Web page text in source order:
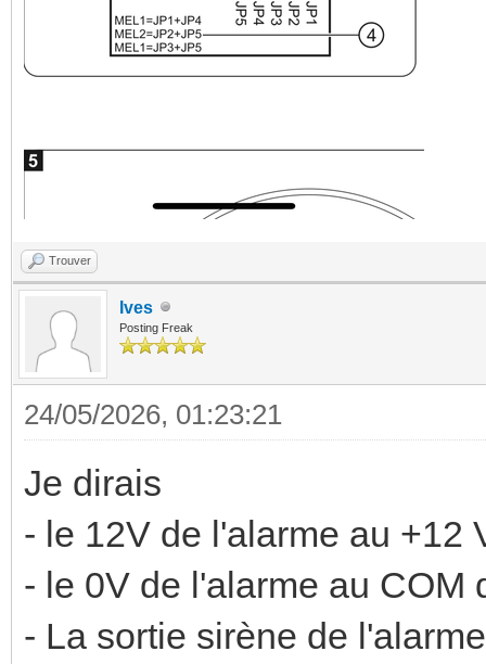
Trouver
Ives
Posting Freak
24/05/2026, 01:23:21
Je dirais
- le 12V de l'alarme au +12
- le 0V de l'alarme au COM
- La sortie sirène de